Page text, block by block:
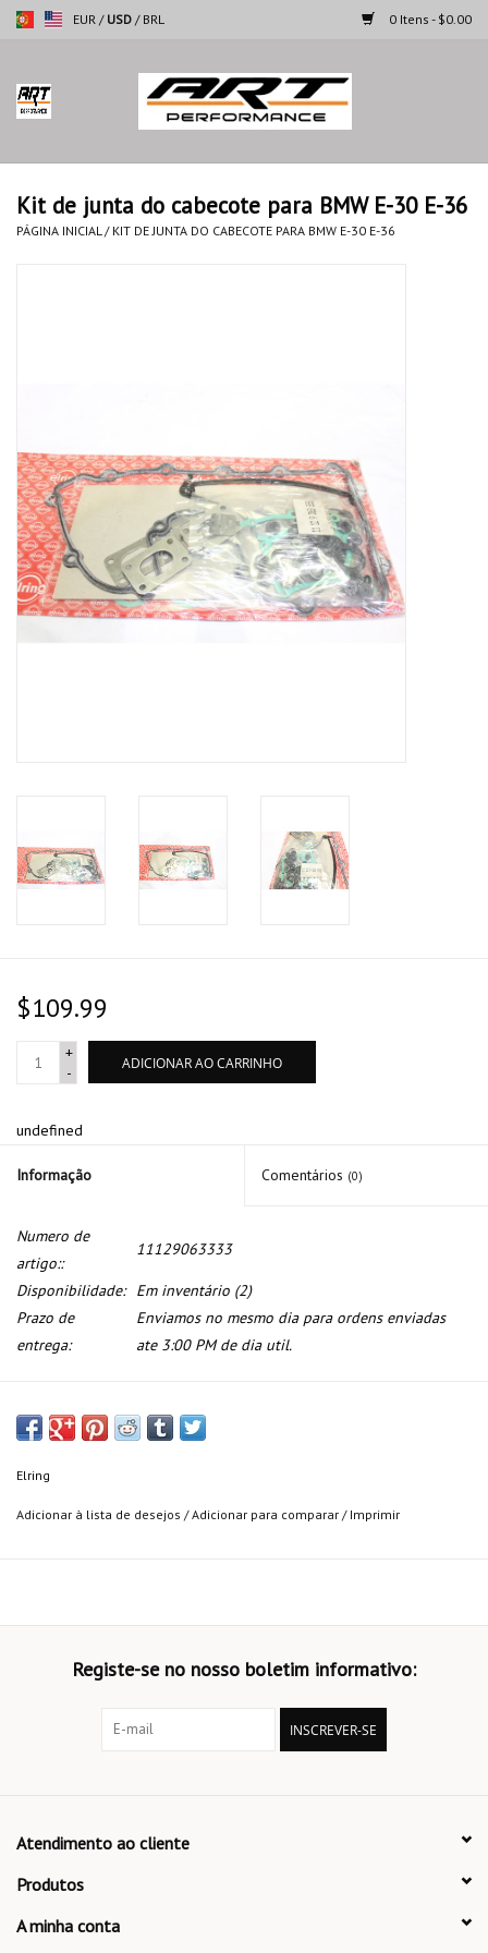
EUR / USD / BRL 0 Itens - $0.00
Página inicial
Motocicletas
Automoveis
Kit de junta do cabecote para BMW E-30 E-36
PÁGINA INICIAL / KIT DE JUNTA DO CABECOTE PARA BMW E-30 E-36
$109.99
+
-
ADICIONAR AO CARRINHO
undefined
Informação Comentários (0)
Numero de
artigo::
11129063333
Disponibilidade: Em inventário (2)
Prazo de
entrega:
Enviamos no mesmo dia para ordens enviadas
ate 3:00 PM de dia util.
Elring
Adicionar à lista de desejos /Adicionar para comparar / Imprimir
Registe-se no nosso boletim informativo:
INSCREVER-SE
Atendimento ao cliente
Produtos
A minha conta